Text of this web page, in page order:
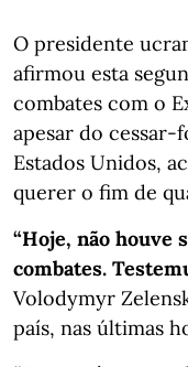
O presidente
afirmou esta
combates com o
apesar do cessar-
Estados Unidos,
querer o fim de
“Hoje, não houve
combates.
Volodymyr
país, nas últimas